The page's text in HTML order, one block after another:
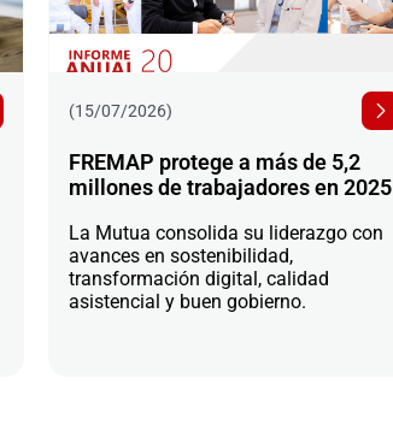
(15/07/2026)
FREMAP protege a más de 5,2
millones de trabajadores en 2025
La Mutua consolida su liderazgo con
avances en sostenibilidad,
transformación digital, calidad
asistencial y buen gobierno.